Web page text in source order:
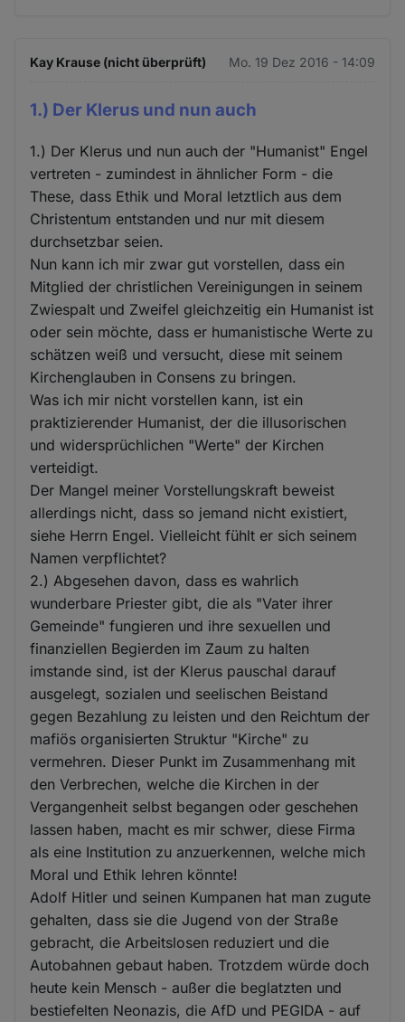
Kay Krause (nicht überprüft) Mo. 19 Dez 2016 - 14:09
1.) Der Klerus und nun auch
1.) Der Klerus und nun auch der "Humanist" Engel
vertreten - zumindest in ähnlicher Form - die
These, dass Ethik und Moral letztlich aus dem
Christentum entstanden und nur mit diesem
durchsetzbar seien.
Nun kann ich mir zwar gut vorstellen, dass ein
Mitglied der christlichen Vereinigungen in seinem
Zwiespalt und Zweifel gleichzeitig ein Humanist ist
oder sein möchte, dass er humanistische Werte zu
schätzen weiß und versucht, diese mit seinem
Kirchenglauben in Consens zu bringen.
Was ich mir nicht vorstellen kann, ist ein
praktizierender Humanist, der die illusorischen
und widersprüchlichen "Werte" der Kirchen
verteidigt.
Der Mangel meiner Vorstellungskraft beweist
allerdings nicht, dass so jemand nicht existiert,
siehe Herrn Engel. Vielleicht fühlt er sich seinem
Namen verpflichtet?
2.) Abgesehen davon, dass es wahrlich
wunderbare Priester gibt, die als "Vater ihrer
Gemeinde" fungieren und ihre sexuellen und
finanziellen Begierden im Zaum zu halten
imstande sind, ist der Klerus pauschal darauf
ausgelegt, sozialen und seelischen Beistand
gegen Bezahlung zu leisten und den Reichtum der
mafiös organisierten Struktur "Kirche" zu
vermehren. Dieser Punkt im Zusammenhang mit
den Verbrechen, welche die Kirchen in der
Vergangenheit selbst begangen oder geschehen
lassen haben, macht es mir schwer, diese Firma
als eine Institution zu anzuerkennen, welche mich
Moral und Ethik lehren könnte!
Adolf Hitler und seinen Kumpanen hat man zugute
gehalten, dass sie die Jugend von der Straße
gebracht, die Arbeitslosen reduziert und die
Autobahnen gebaut haben. Trotzdem würde doch
heute kein Mensch - außer die beglatzten und
bestiefelten Neonazis, die AfD und PEGIDA - auf